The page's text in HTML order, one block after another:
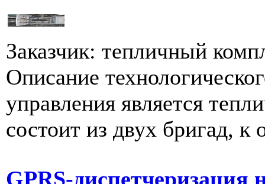
Заказчик: тепличный
Описание
управления является
состоит из двух бригад, к
GPRS-диспетчеризация